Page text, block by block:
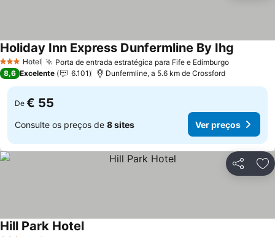
3 EstrelasHotel Porta de entrada estratégica para Fife e EdimburgoVer
Holiday Inn Express Dunfermline By Ihg
8,6 Excelente 6.101 Dunfermline, a 5.6 km de Crossford
De € 55
Consulte os preços de 8 sites Ver preços
Partilhar
Hill Park HotelVer preços